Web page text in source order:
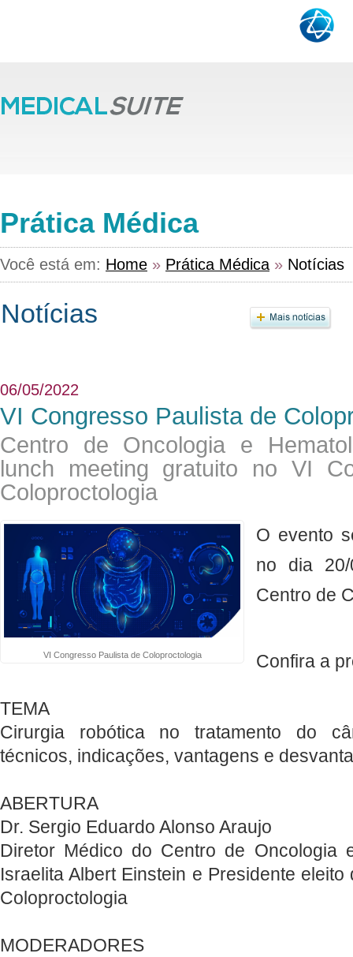
Prática Médica
Você está em: Home » Prática Médica » Notícias
06/05/2022
VI Congresso Paulista de
Centro de Oncologia e
lunch meeting gratuito no VI
Coloproctologia
VI Congresso Paulista de Coloproctologia
​O evento
no dia
Centro de
Confira a
TEMA
Cirurgia robótica no tratamento do
técnicos, indicações, vantagens e
ABERTURA
Dr. Sergio Eduardo Alonso Araujo
Diretor Médico do Centro de Oncologia
Israelita Albert Einstein e Presidente
Coloproctologia
MODERADORES